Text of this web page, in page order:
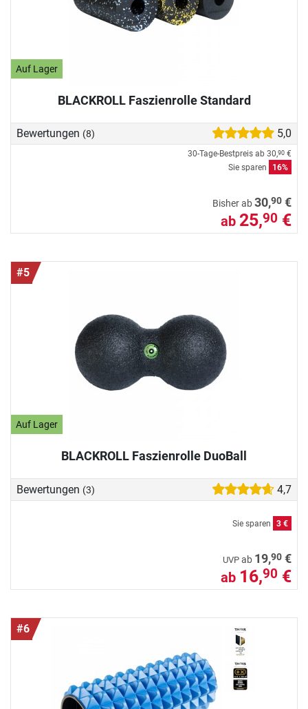
Auf Lager
BLACKROLL Faszienrolle Standard
Bewertungen (8) 5,0
30-Tage-Bestpreis ab 30,90 €
Sie sparen
16%
Bisher ab30,90 €
ab 25,90 €
#5
Auf Lager
BLACKROLL Faszienrolle DuoBall
Bewertungen (3) 4,7
Sie sparen 3 €
UVP ab 19,90 €
ab 16,90 €
#6